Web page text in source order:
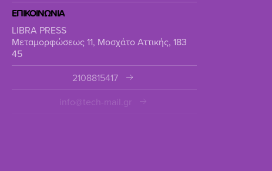
ΕΠΙΚΟΙΝΩΝΙΑ
LIBRA PRESS
Μεταμορφώσεως 11, Μοσχάτο Αττικής, 183
45
2108815417
info@tech-mail.gr